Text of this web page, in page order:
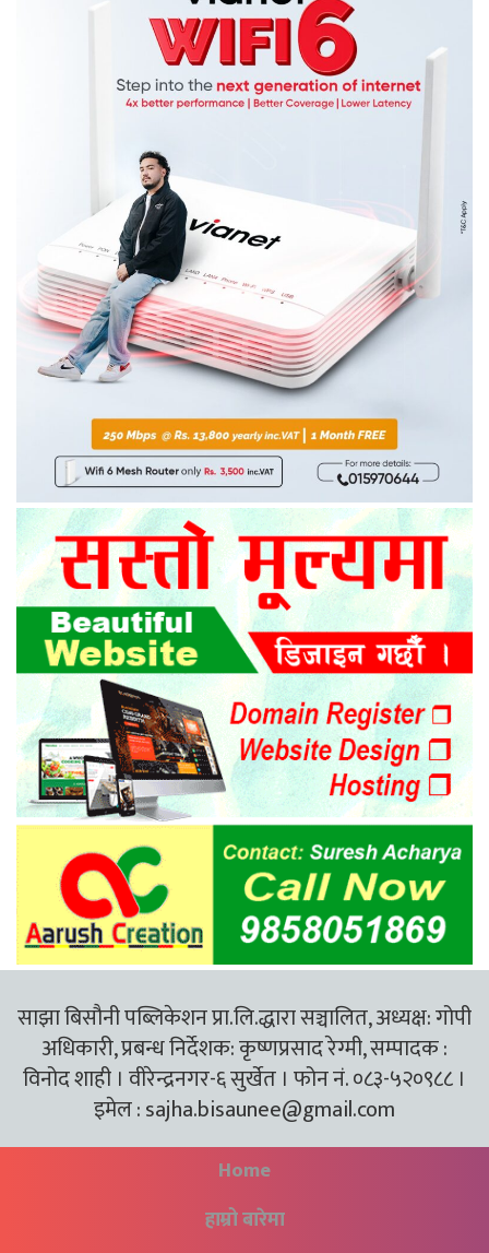
साझा बिसौनी पब्लिकेशन प्रा.लि.द्धारा सञ्चालित, अध्यक्ष: गोपी
अधिकारी, प्रबन्ध निर्देशक: कृष्णप्रसाद रेग्मी, सम्पादक :
विनोद शाही । वीरेन्द्रनगर-६ सुर्खेत । फोन नं. ०८३-५२०९८८ ।
इमेल :sajha.bisaunee@gmail.com
Home
हाम्रो बारेमा